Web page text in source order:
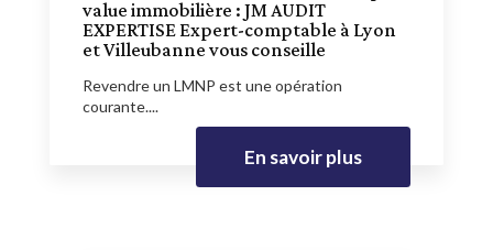
value immobilière : JM AUDIT
EXPERTISE Expert-comptable à Lyon
et Villeubanne vous conseille
Revendre un LMNP est une opération
courante....
En savoir plus